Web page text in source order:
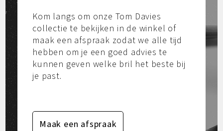
Kom langs om onze Tom Davies
collectie te bekijken in de winkel of
maak een afspraak zodat we alle tijd
hebben om je een goed advies te
kunnen geven welke bril het beste bij
je past.
Maak een afspraak